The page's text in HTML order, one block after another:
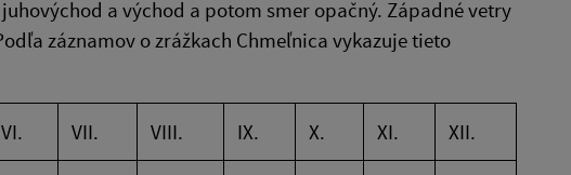
a východ a potom smer opačný. Západné vetry
záznamov o zrážkach Chmeľnica vykazuje tieto
VI. VII. VIII. IX. X. XI. XII.